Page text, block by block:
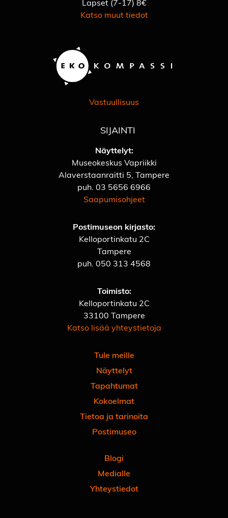
Lapset (7-17) 8€
Katso muut tiedot
Vastuullisuus
SIJAINTI
Näyttelyt:
Museokeskus Vapriikki
Alaverstaanraitti 5, Tampere
puh. 03 5656 6966
Saapumisohjeet
Postimuseon kirjasto:
Kelloportinkatu 2C
Tampere
puh. 050 313 4568
Toimisto:
Kelloportinkatu 2C
33100 Tampere
Katso lisää yhteystietoja
Tule meille
Näyttelyt
Tapahtumat
Kokoelmat
Tietoa ja tarinoita
Postimuseo
Blogi
Medialle
Yhteystiedot